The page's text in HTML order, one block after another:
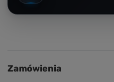
Zamówienia